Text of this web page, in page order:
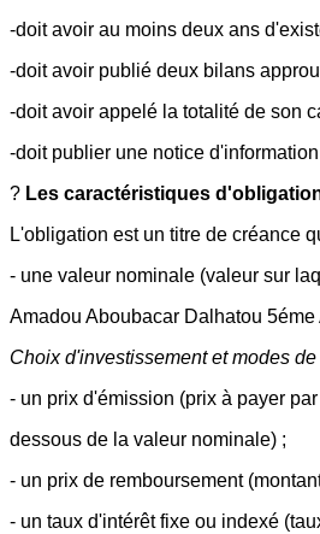
-doit avoir au moins deux ans
-doit avoir publié deux bilans
-doit avoir appelé la totalité de son
-doit publier une notice d'information
? Les caractéristiques
L'obligation est un titre de créance
- une valeur nominale (valeur sur
Amadou Aboubacar Dalhatou
Choix d'investissement et modes
- un prix d'émission (prix à payer
dessous de la valeur nominale) ;
- un prix de remboursement
- un taux d'intérêt fixe ou indexé